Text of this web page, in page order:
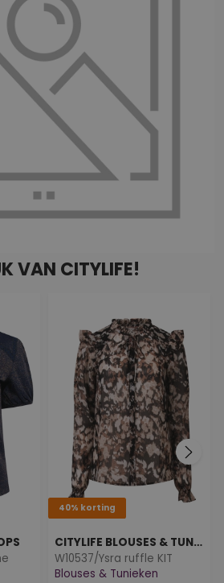
VAN CITYLIFE!
40% korting
CITYLIFE BLOUSES & TUNIEKEN
W10537/Ysra ruffle KIT
Blouses & Tunieken